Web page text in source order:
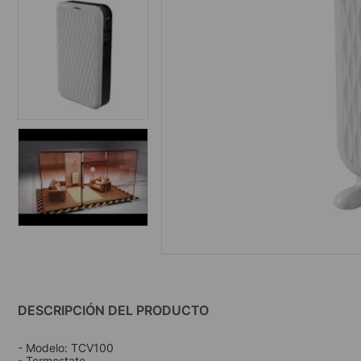
DESCRIPCIÓN DEL PRODUCTO
- Modelo: TCV100